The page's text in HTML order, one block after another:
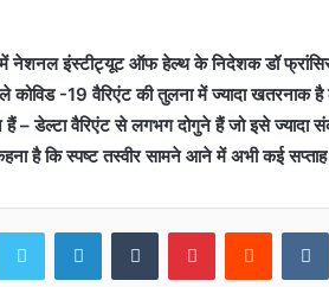
नेशनल इंस्टीट्यूट ऑफ हेल्थ के निदेशक डॉ फ्रांसिस
कोविड -19 वैरिएंट की तुलना में ज्यादा खतरनाक
डेल्टा वैरिएंट से लगभग दोगुने हैं जो इसे ज्यादा
कहना है कि स्पष्ट तस्वीर सामने आने में अभी कई
Twitter LinkedInTumblr PinterestReddit